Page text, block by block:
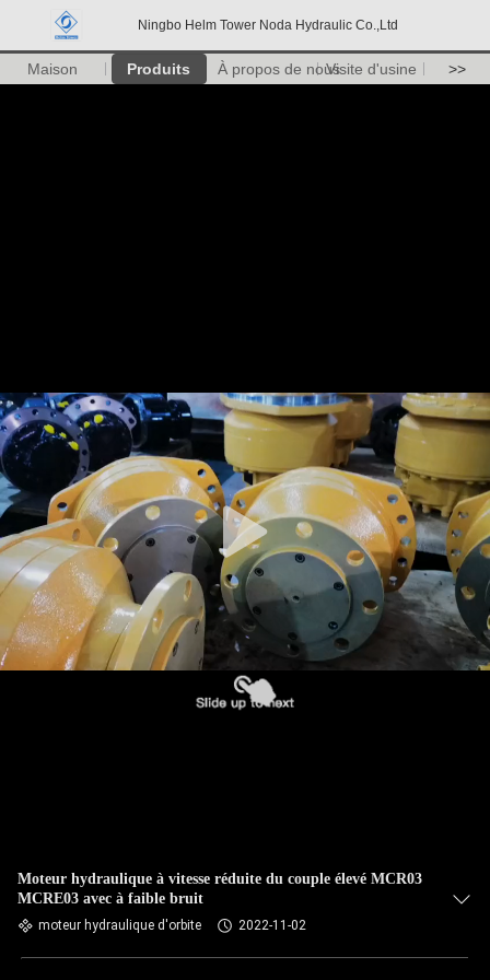
Ningbo Helm Tower Noda Hydraulic Co.,Ltd
Maison Produits À propos de nousVisite d'usine >>
Moteur hydraulique à vitesse réduite du couple élevé MCR03
MCRE03 avec à faible bruit
moteur hydraulique d'orbite 2022-11-02